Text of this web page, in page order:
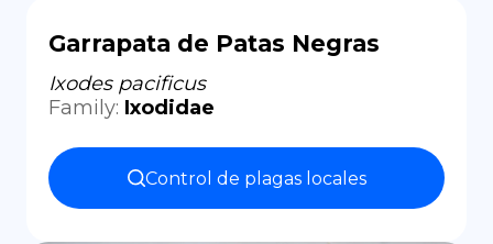
Terms of Use
Privacy Policy
EN
Garrapata de Patas Negras
Ixodes pacificus
Family: Ixodidae
Control de plagas locales